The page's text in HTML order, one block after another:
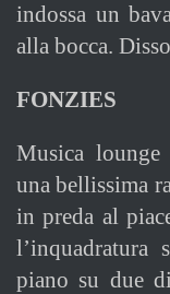
indossa un
alla bocca.
FONZIES
Musica
una bellissima
in preda al
piano su due